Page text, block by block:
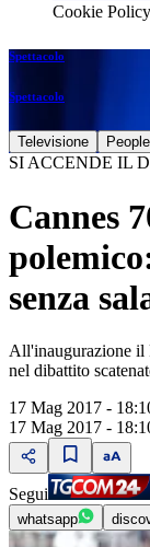
Cookie Policy
Spettacolo
Spettacolo
Televisione People
SI ACCENDE IL
Cannes
senza
All'inaugurazione il
nel dibattito
17 Mag 2017 -
17 Mag 2017 -
Segui
whatsapp